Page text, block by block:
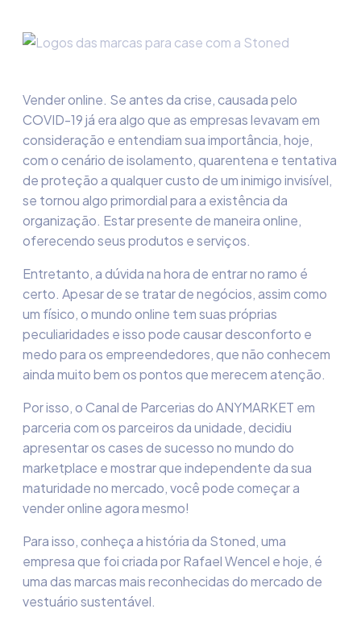
Vender online. Se antes da crise, causada pelo
COVID-19 já era algo que as empresas levavam em
consideração e entendiam sua importância, hoje,
com o cenário de isolamento, quarentena e tentativa
de proteçãoaqualquer custo de um inimigo invisível,
se tornou algo primordial para a existênciada
organização. Estar presente de maneira online,
oferecendo seus produtos e serviços.
Entretanto, a dúvida na hora de entrar no ramo é
certo. Apesar de se tratar de negócios, assim como
um físico, o mundo online tem suas próprias
peculiaridades e isso pode causar desconforto e
medo para os empreendedores, que não conhecem
ainda muito bem os pontos que merecem atenção.
Por isso, o Canal de Parcerias do ANYMARKET em
parceria com os parceiros da unidade, decidiu
apresentar os cases de sucesso no mundo do
marketplace e mostrar que independente da sua
maturidade no mercado, você pode começar a
vender online agora mesmo!
Para isso, conheça a história da Stoned, uma
empresa que foi criada por RafaelWencel e hoje, é
uma das marcas mais reconhecidas do mercado de
vestuário sustentável.